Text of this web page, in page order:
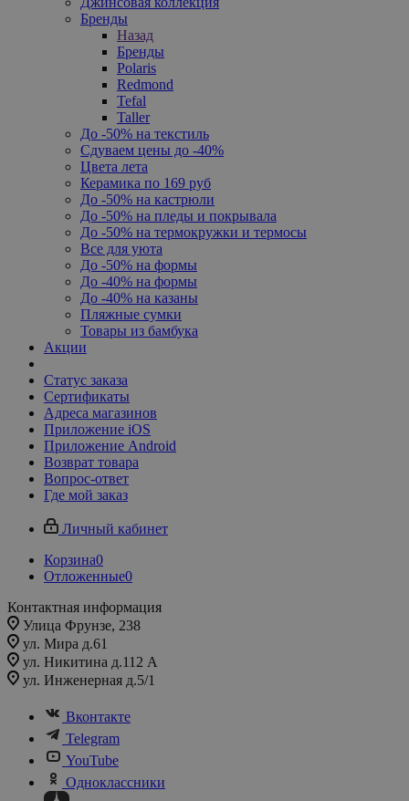
Бренды
Назад
Бренды
Polaris
Redmond
Tefal
Taller
До -50% на текстиль
Сдуваем цены до -40%
Цвета лета
Керамика по 169 руб
До -50% на кастрюли
До -50% на пледы и покрывала
До -50% на термокружки и термосы
Все для уюта
До -50% на формы
До -40% на формы
До -40% на казаны
Пляжные сумки
Товары из бамбука
Акции
Статус заказа
Сертификаты
Адреса магазинов
Приложение iOS
Приложение Android
Возврат товара
Вопрос-ответ
Где мой заказ
Личный кабинет
Корзина0
Отложенные0
Контактная информация
Улица Фрунзе, 238​
ул. Мира д.61
ул. Никитина д.112 А
ул. Инженерная д.5/1
Вконтакте
Telegram
YouTube
Одноклассники